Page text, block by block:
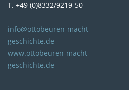
T. +49 (0)8332/9219-50
info@ottobeuren-macht-
geschichte.de
www.ottobeuren-macht-
geschichte.de